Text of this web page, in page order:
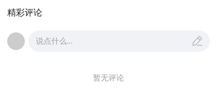
精彩评论
说点什么...
暂无评论